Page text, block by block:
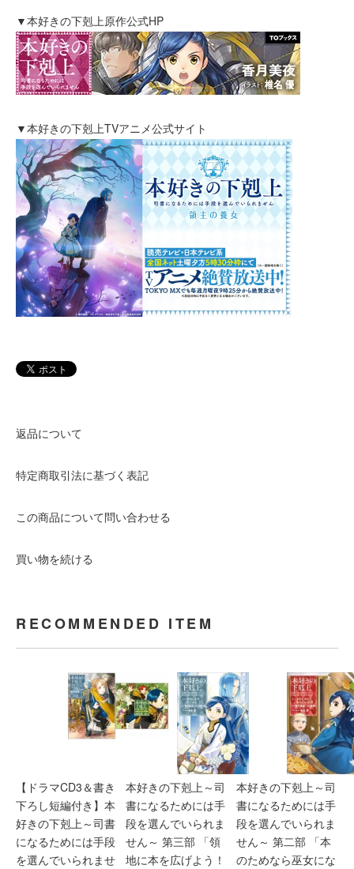
▼本好きの下剋上原作公式HP
▼本好きの下剋上TVアニメ公式サイト
返品について
特定商取引法に基づく表記
この商品について問い合わせる
買い物を続ける
RECOMMENDED ITEM
【ドラマCD3＆書き
下ろし短編付き】本
好きの下剋上～司書
になるためには手段
を選んでいられませ
本好きの下剋上～司
書になるためには手
段を選んでいられま
せん～ 第三部 「領
地に本を広げよう！
本好きの下剋上～司
書になるためには手
段を選んでいられま
せん～ 第二部 「本
のためなら巫女にな